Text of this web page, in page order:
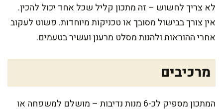
לא צריך לחשוש – זה מתכון קליל שכל אחד יכול להכין.
אין צורך בבישול מסובך או טכניקות מיוחדות. פשוט לעקוב
אחרי ההוראות ולהנות מסלט מרענן ועשיר בטעמים.
מרכיבים
המתכון מספיק לכ-6 מנות נדיבות – מושלם למשפחה או